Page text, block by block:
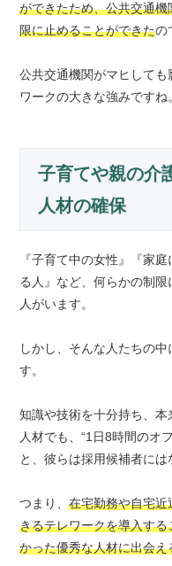
ができたため、公共交通
限に止めることができたの
公共交通機関がマヒして
ワークの大きな強みですね
子育てや親の介
人材の確保
『子育て中の女性』『家
る人』など、何らかの制
人がいます。
しかし、そんな人たちの
す。
知識や技術を十分持ち、
人材でも、“1日8時間のオ
と、彼らは採用候補者には
つまり、在宅勤務や自宅
きるテレワークを導入す
かった優秀な人材に出会